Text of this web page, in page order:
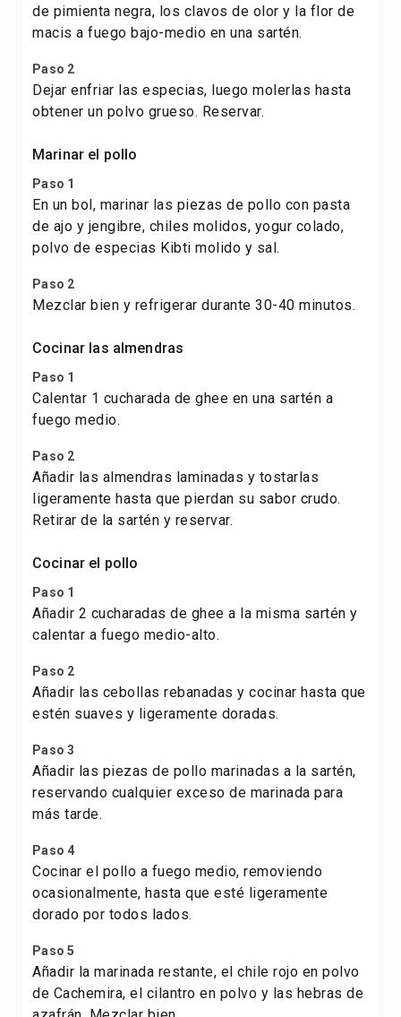
de pimienta negra, los clavos de olor y la flor de
macis a fuego bajo-medio en una sartén.
Paso 2
Dejar enfriar las especias, luego molerlas hasta
obtener un polvo grueso. Reservar.
Marinar el pollo
Paso 1
En un bol, marinar las piezas de pollo con pasta
de ajo y jengibre, chiles molidos, yogur colado,
polvo de especias Kibti molido y sal.
Paso 2
Mezclar bien y refrigerar durante 30-40 minutos.
Cocinar las almendras
Paso 1
Calentar 1 cucharada de ghee en una sartén a
fuego medio.
Paso 2
Añadir las almendras laminadas y tostarlas
ligeramente hasta que pierdan su sabor crudo.
Retirar de la sartén y reservar.
Cocinar el pollo
Paso 1
Añadir 2 cucharadas de ghee a la misma sartén y
calentar a fuego medio-alto.
Paso 2
Añadir las cebollas rebanadas y cocinar hasta que
estén suaves y ligeramente doradas.
Paso 3
Añadir las piezas de pollo marinadas a la sartén,
reservando cualquier exceso de marinada para
más tarde.
Paso 4
Cocinar el pollo a fuego medio, removiendo
ocasionalmente, hasta que esté ligeramente
dorado por todos lados.
Paso 5
Añadir la marinada restante, el chile rojo en polvo
de Cachemira, el cilantro en polvo y las hebras de